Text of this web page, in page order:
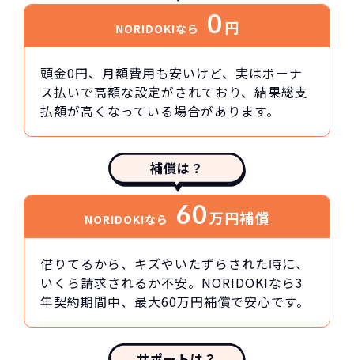
NORIDOKIなら 0円
頭金0円、月額費用も安いけど、実はボーナ
ス払いで高額な設定がされており、結果総支
払額が高くなっている場合があります。
補償は？
NORIDOKIなら 60万円補償
借りてるから、キズやいたずらされた時に、
いくら請求されるか不安。NORIDOKIなら3
年契約期間中、最大60万円補償で安心です。